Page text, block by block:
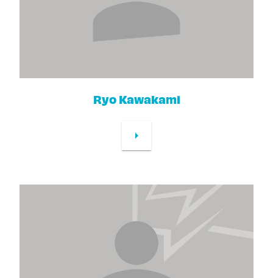
Ryo Kawakami
arrow_right